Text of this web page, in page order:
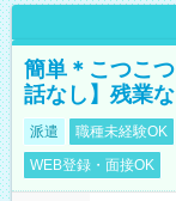
簡単＊こつこ
話なし】残業
派遣 職種未経験OK
WEB登録・面接OK